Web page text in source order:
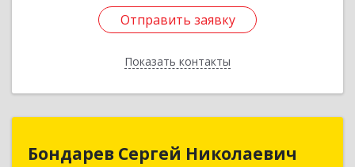
Отправить заявку
Показать контакты
Отправить заявку
Назад
Бондарев Сергей Николаевич
Бондарев Сергей Николаевич